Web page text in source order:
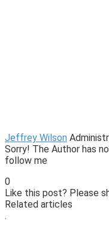
Jeffrey Wilson
Sorry! The Author has
follow me
0
Like this post? Please
Related articles
.